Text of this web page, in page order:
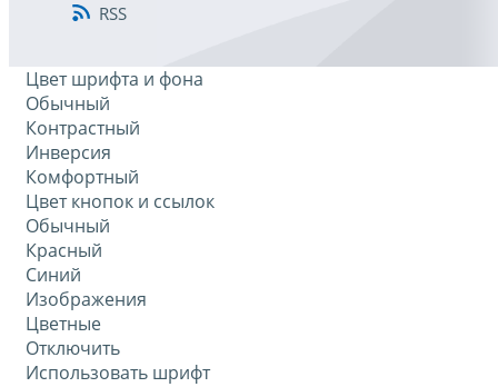
RSS
Цвет шрифта и фона
Обычный
Контрастный
Инверсия
Комфортный
Цвет кнопок и ссылок
Обычный
Красный
Синий
Изображения
Цветные
Отключить
Использовать шрифт